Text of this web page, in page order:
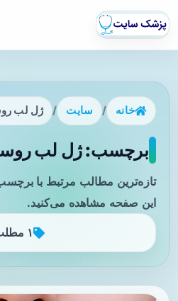
خانه / سایت / ژل لب
برچسب: ژل لب
تازه‌ترین مطالب مرتبط با
این صفحه مشاهده می‌کنید.
۱ مطلب